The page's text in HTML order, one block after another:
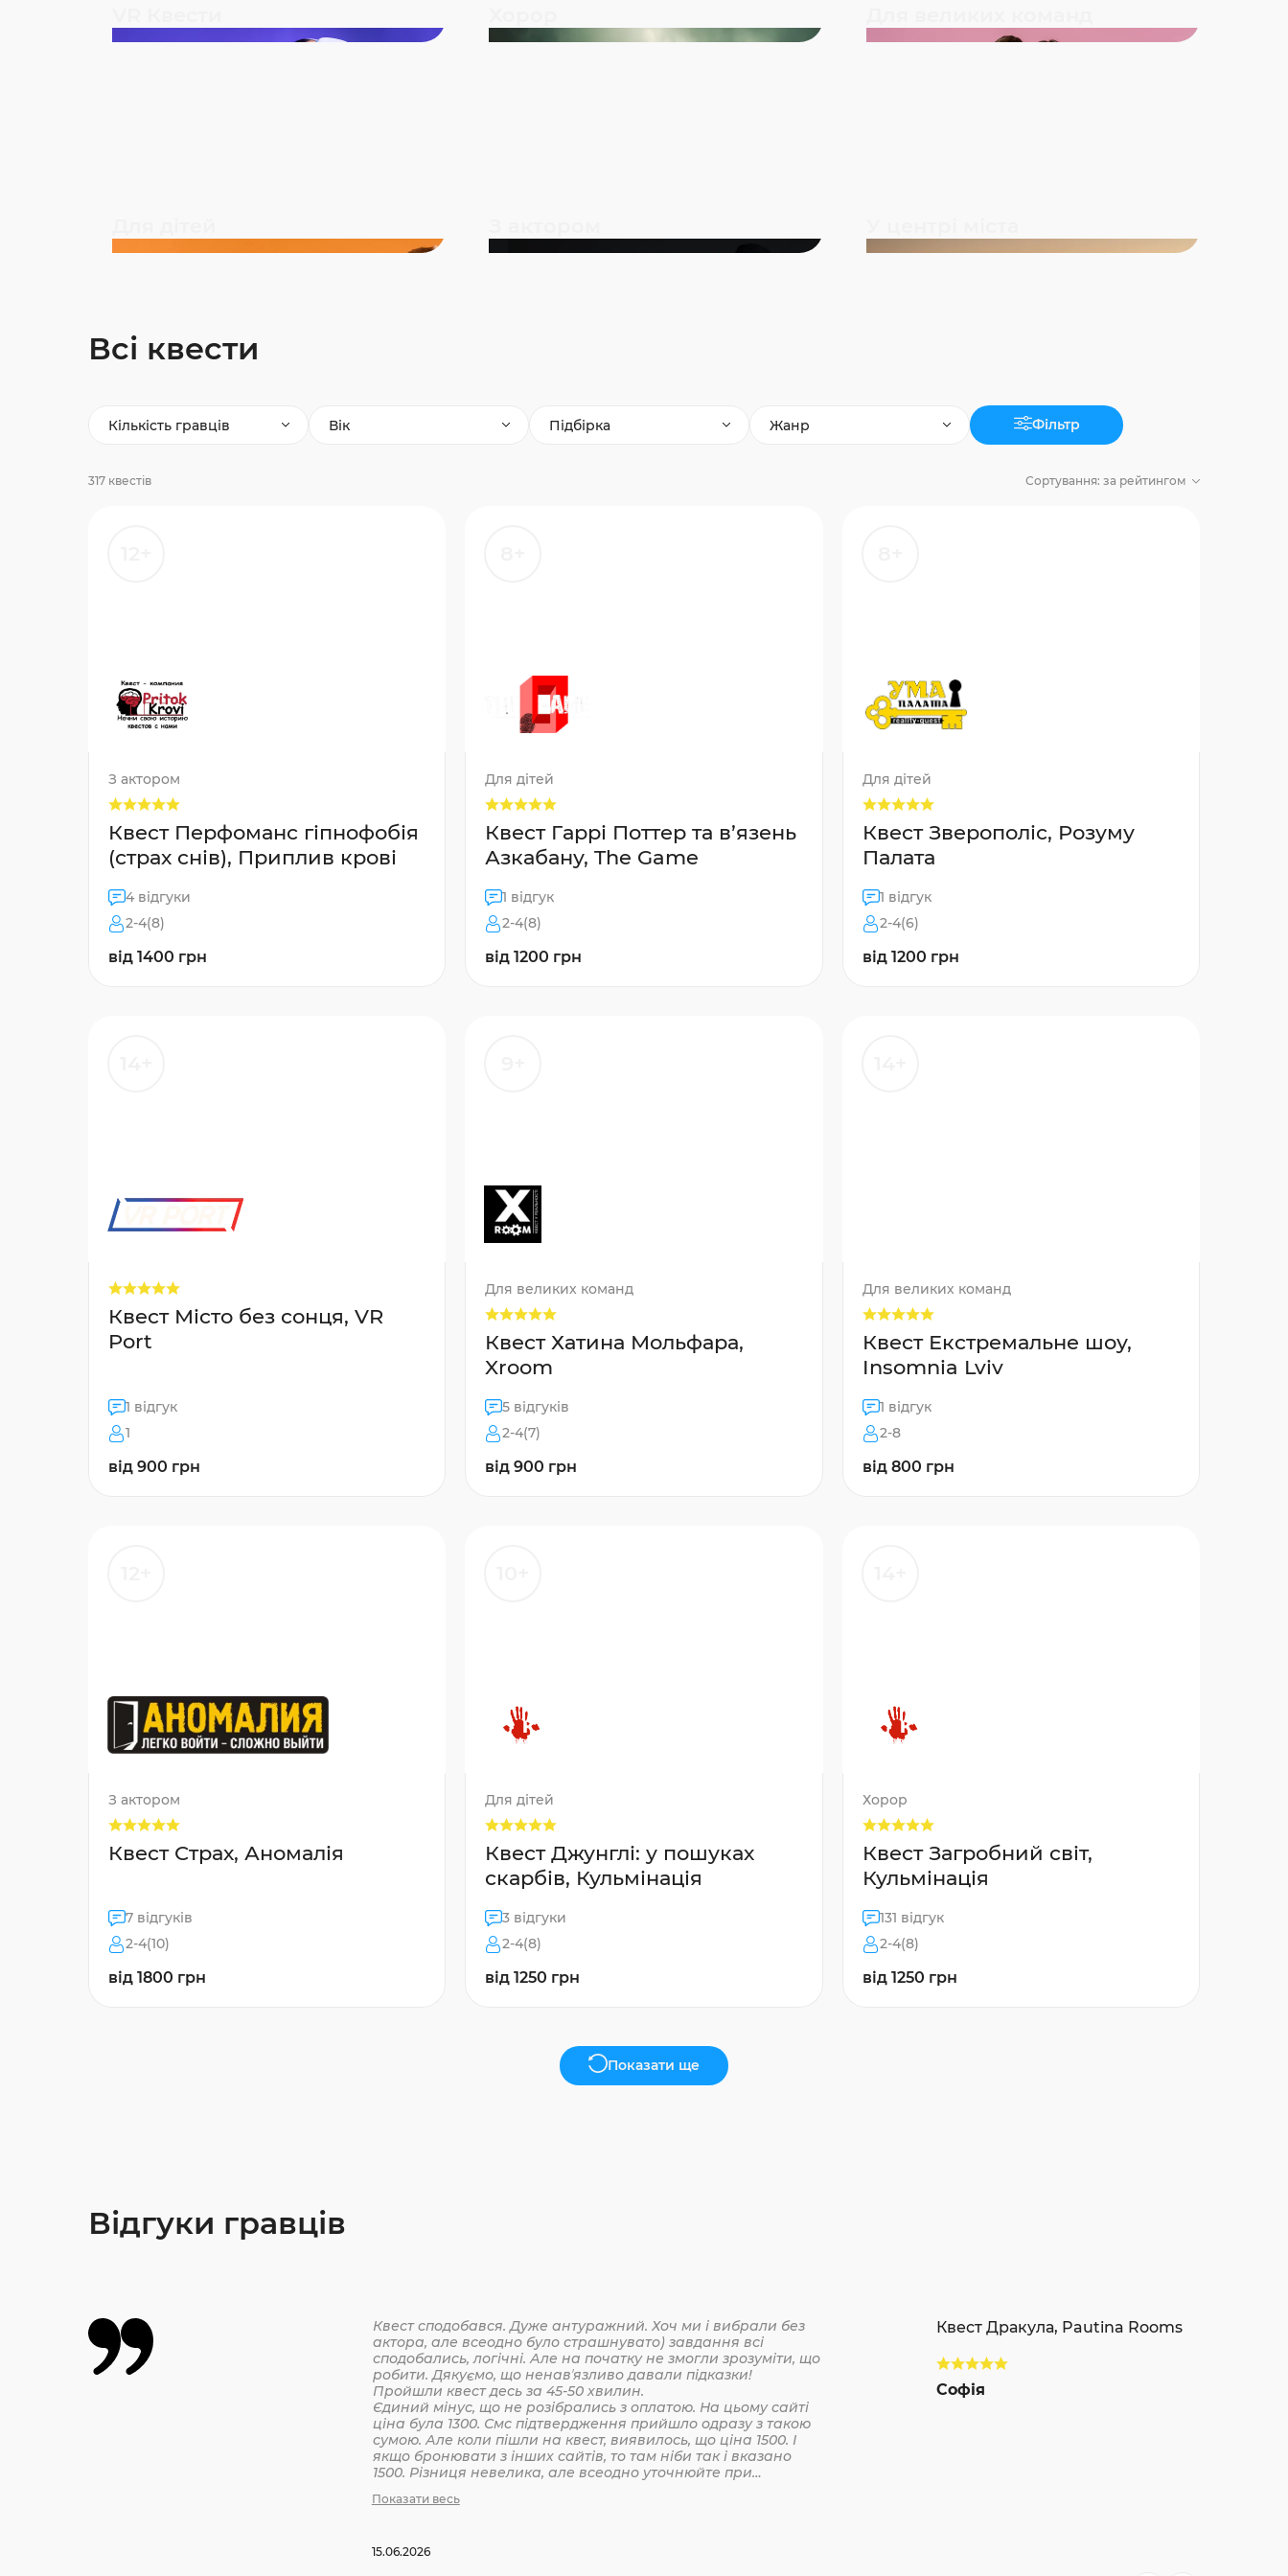
Всі квести
Кількість гравців Вік Підбірка Жанр Фільтр
317 квестів Сортування: за рейтингом
З актором
Квест Перфоманс гіпнофобія
(страх снів), Приплив крові
4 відгуки
2-4(8)
від 1400 грн
Для дітей
Квест Гаррі Поттер та в’язень
Азкабану, The Game
1 відгук
2-4(8)
від 1200 грн
Для дітей
Квест Зверополіс, Розуму
Палата
1 відгук
2-4(6)
від 1200 грн
Квест Місто без сонця, VR
Port
1 відгук
1
від 900 грн
Для великих команд
Квест Хатина Мольфара,
Xroom
5 відгуків
2-4(7)
від 900 грн
Для великих команд
Квест Екстремальне шоу,
Insomnia Lviv
1 відгук
2-8
від 800 грн
З актором
Квест Страх, Аномалія
7 відгуків
2-4(10)
від 1800 грн
Для дітей
Квест Джунглі: у пошуках
скарбів, Кульмінація
3 відгуки
2-4(8)
від 1250 грн
Хорор
Квест Загробний світ,
Кульмінація
131 відгук
2-4(8)
від 1250 грн
Показати ще
Відгуки гравців
Квест сподобався. Дуже антуражний. Хоч ми і вибрали без
актора, але всеодно було страшнувато) завдання всі
сподобались, логічні. Але на початку не змогли зрозуміти, що
робити. Дякуємо, що ненавʼязливо давали підказки!
Пройшли квест десь за 45-50 хвилин.
Єдиний мінус, що не розібрались з оплатою. На цьому сайті
ціна була 1300. Смс підтвердження прийшло одразу з такою
сумою. Але коли пішли на квест, виявилось, що ціна 1500. І
якщо бронювати з інших сайтів, то там ніби так і вказано
1500. Різниця невелика, але всеодно уточнюйте при
Показати весь
15.06.2026
Квест Дракула, Pautina Rooms
Софія